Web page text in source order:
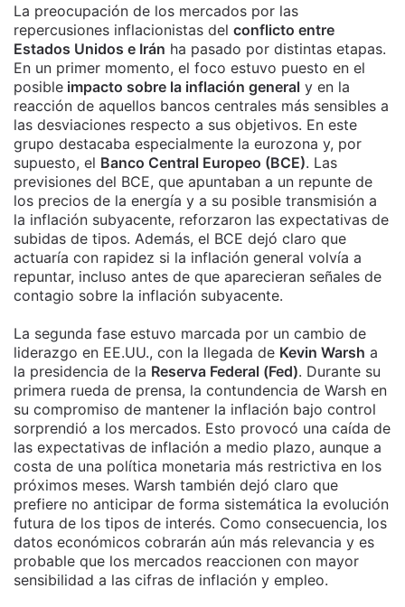
La preocupación de los mercados por las
repercusiones inflacionistas del conflicto entre
Estados Unidos e Irán ha pasado por distintas etapas.
En un primer momento, el foco estuvo puesto en el
posible impacto sobre la inflación general y en la
reacción de aquellos bancos centrales más sensibles a
las desviaciones respecto a sus objetivos. En este
grupo destacaba especialmente la eurozona y, por
supuesto, el Banco Central Europeo (BCE). Las
previsiones del BCE, que apuntaban a un repunte de
los precios de la energía y a su posible transmisión a
la inflación subyacente, reforzaron las expectativas de
subidas de tipos. Además, el BCE dejó claro que
actuaría con rapidez si la inflación general volvía a
repuntar, incluso antes de que aparecieran señales de
contagio sobre la inflación subyacente.
La segunda fase estuvo marcada por un cambio de
liderazgo en EE.UU., con la llegada de Kevin Warsh a
la presidencia de la Reserva Federal (Fed). Durante su
primera rueda de prensa, la contundencia de Warsh en
su compromiso de mantener la inflación bajo control
sorprendió a los mercados. Esto provocó una caída de
las expectativas de inflación a medio plazo, aunque a
costa de una política monetaria más restrictiva en los
próximos meses. Warsh también dejó claro que
prefiere no anticipar de forma sistemática la evolución
futura de los tipos de interés. Como consecuencia, los
datos económicos cobrarán aún más relevancia y es
probable que los mercados reaccionen con mayor
sensibilidad a las cifras de inflación y empleo.